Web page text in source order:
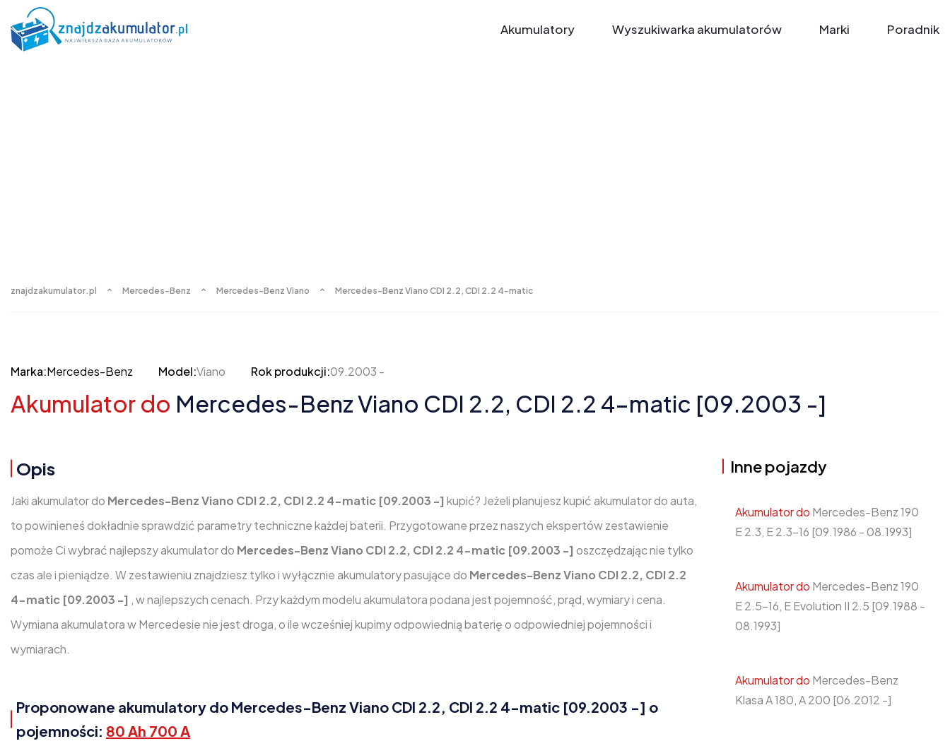
Akumulatory Wyszukiwarka akumulatorów Marki Poradnik
znajdzakumulator.pl Mercedes-Benz Mercedes-Benz Viano Mercedes-Benz Viano CDI 2.2, CDI 2.2 4-matic
Marka:Mercedes-Benz Model:Viano Rok produkcji:09.2003 -
Akumulator do Mercedes-Benz Viano CDI 2.2, CDI 2.2 4-matic [09.2003 -]
Opis
Jaki akumulator do Mercedes-Benz Viano CDI 2.2, CDI 2.2 4-matic [09.2003 -] kupić? Jeżeli planujesz kupić akumulator do auta,
to powinieneś dokładnie sprawdzić parametry techniczne każdej baterii. Przygotowane przez naszych ekspertów zestawienie
pomoże Ci wybrać najlepszy akumulator do Mercedes-Benz Viano CDI 2.2, CDI 2.2 4-matic [09.2003 -] oszczędzając nie tylko
czas ale i pieniądze. W zestawieniu znajdziesz tylko i wyłącznie akumulatory pasujące do Mercedes-Benz Viano CDI 2.2, CDI 2.2
4-matic [09.2003 -] , w najlepszych cenach. Przy każdym modelu akumulatora podana jest pojemność, prąd, wymiary i cena.
Wymiana akumulatora w Mercedesie nie jest droga, o ile wcześniej kupimy odpowiednią baterię o odpowiedniej pojemności i
wymiarach.
Proponowane akumulatory do Mercedes-Benz Viano CDI 2.2, CDI 2.2 4-matic [09.2003 -] o
pojemności: 80 Ah 700 A
Inne pojazdy
Akumulator do Mercedes-Benz 190
E 2.3, E 2.3-16 [09.1986 - 08.1993]
Akumulator do Mercedes-Benz 190
E 2.5-16, E Evolution II 2.5 [09.1988 -
08.1993]
Akumulator do Mercedes-Benz
Klasa A 180, A 200 [06.2012 -]